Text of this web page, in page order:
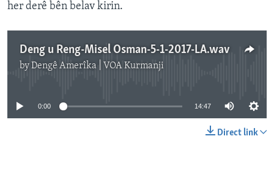
her derê bên belav kirin.
Deng u Reng-Misel Osman-5-1-2017-LA.wav
byDengê Amerîka | VOA Kurmanji
No media source currently available
0:00 14:47
Direct link